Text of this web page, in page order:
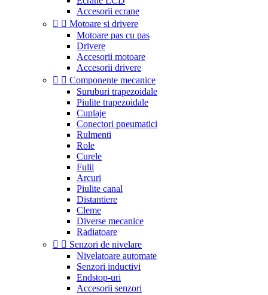
Accesorii ecrane
  Motoare si drivere
Motoare pas cu pas
Drivere
Accesorii motoare
Accesorii drivere
  Componente mecanice
Suruburi trapezoidale
Piulite trapezoidale
Cuplaje
Conectori pneumatici
Rulmenti
Role
Curele
Fulii
Arcuri
Piulite canal
Distantiere
Cleme
Diverse mecanice
Radiatoare
  Senzori de nivelare
Nivelatoare automate
Senzori inductivi
Endstop-uri
Accesorii senzori